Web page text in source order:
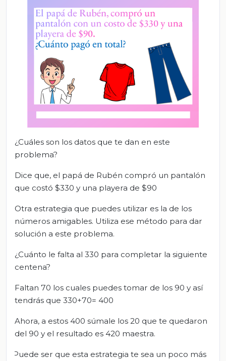
¿Cuáles son los datos que te dan en este
problema?
Dice que, el papá de Rubén compró un pantalón
que costó $330 y una playera de $90
Otra estrategia que puedes utilizar es la de los
números amigables. Utiliza ese método para dar
solución a este problema.
¿Cuánto le falta al 330 para completar la siguiente
centena?
Faltan 70 los cuales puedes tomar de los 90 y así
tendrás que 330+70= 400
Ahora, a estos 400 súmale los 20 que te quedaron
del 90 y el resultado es 420 maestra.
Puede ser que esta estrategia te sea un poco más